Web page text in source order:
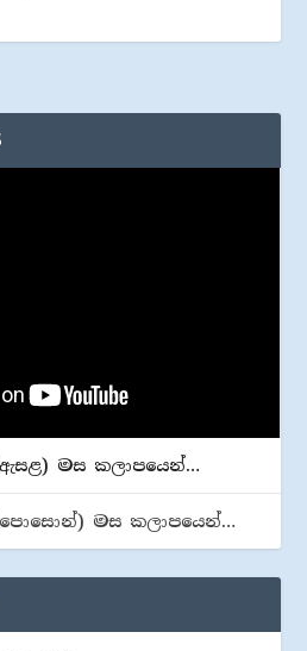
මස කලාපයෙන්…
මස කලාපයෙන්…